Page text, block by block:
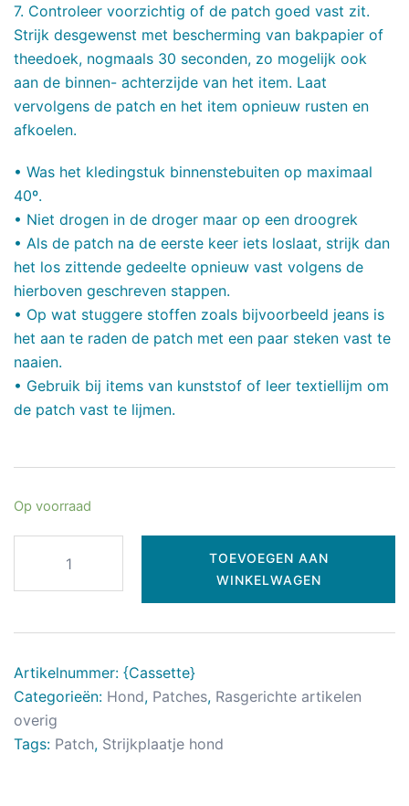
7. Controleer voorzichtig of de patch goed vast zit.
Strijk desgewenst met bescherming van bakpapier of
theedoek, nogmaals 30 seconden, zo mogelijk ook
aan de binnen- achterzijde van het item. Laat
vervolgens de patch en het item opnieuw rusten en
afkoelen.
• Was het kledingstuk binnenstebuiten op maximaal
40º.
• Niet drogen in de droger maar op een droogrek
• Als de patch na de eerste keer iets loslaat, strijk dan
het los zittende gedeelte opnieuw vast volgens de
hierboven geschreven stappen.
• Op wat stuggere stoffen zoals bijvoorbeeld jeans is
het aan te raden de patch met een paar steken vast te
naaien.
• Gebruik bij items van kunststof of leer textiellijm om
de patch vast te lijmen.
Op voorraad
TOEVOEGEN AAN
WINKELWAGEN
Artikelnummer: { Cassette}
Categorieën: Hond, Patches, Rasgerichte artikelen
overig
Tags: Patch, Strijkplaatje hond